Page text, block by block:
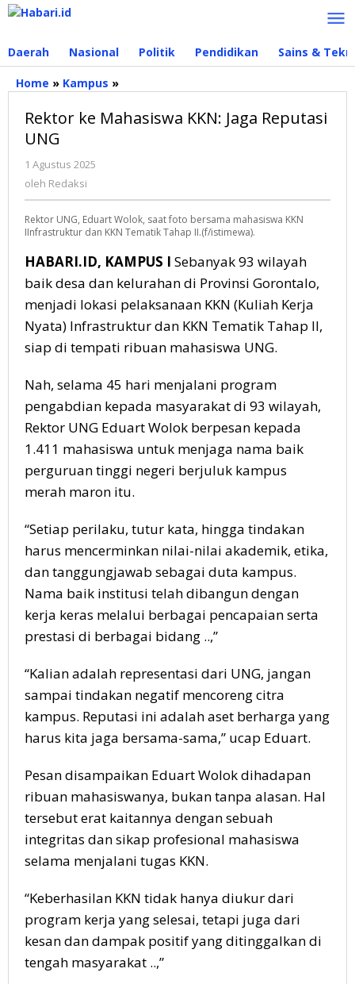
Lewati
Daerah Nasional Politik Pendidikan Sains &
Home » Kampus »
Mahasiswa
Rektor ke Mahasiswa KKN: Jaga Reputasi
UNG
1 Agustus 2025
oleh Redaksi
Rektor UNG, Eduart Wolok, saat foto bersama mahasiswa KKN
IInfrastruktur dan KKN Tematik Tahap II.(f/istimewa).
HABARI.ID, KAMPUS I Sebanyak 93 wilayah
baik desa dan kelurahan di Provinsi Gorontalo,
menjadi lokasi pelaksanaan KKN (Kuliah Kerja
Nyata) Infrastruktur dan KKN Tematik Tahap II,
siap di tempati ribuan mahasiswa UNG.
Nah, selama 45 hari menjalani program
pengabdian kepada masyarakat di 93 wilayah,
Rektor UNG Eduart Wolok berpesan kepada
1.411 mahasiswa untuk menjaga nama baik
perguruan tinggi negeri berjuluk kampus
merah maron itu.
“Setiap perilaku, tutur kata, hingga tindakan
harus mencerminkan nilai-nilai akademik, etika,
dan tanggungjawab sebagai duta kampus.
Nama baik institusi telah dibangun dengan
kerja keras melalui berbagai pencapaian serta
prestasi di berbagai bidang ..,”
“Kalian adalah representasi dari UNG, jangan
sampai tindakan negatif mencoreng citra
kampus. Reputasi ini adalah aset berharga yang
harus kita jaga bersama-sama,” ucap Eduart.
Pesan disampaikan Eduart Wolok dihadapan
ribuan mahasiswanya, bukan tanpa alasan. Hal
tersebut erat kaitannya dengan sebuah
integritas dan sikap profesional mahasiswa
selama menjalani tugas KKN.
“Keberhasilan KKN tidak hanya diukur dari
program kerja yang selesai, tetapi juga dari
kesan dan dampak positif yang ditinggalkan di
tengah masyarakat ..,”